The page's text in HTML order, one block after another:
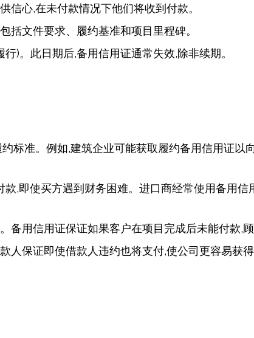
心,在未付款情况下他们将收到付款。
括文件要求、履约基准和项目里程碑。
)。此日期后,备用信用证通常失效,除非续期。
标准。例如,建筑企业可能获取履约备用信用证以
,即使买方遇到财务困难。进口商经常使用备用信
用信用证保证如果客户在项目完成后未能付款,顾
保证即使借款人违约也将支付,使公司更容易获得